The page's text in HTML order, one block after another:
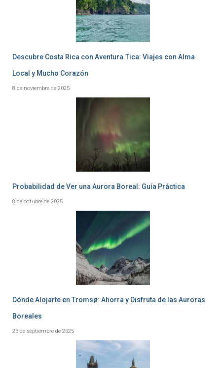
Descubre Costa Rica con Aventura.Tica: Viajes con Alma
Local y Mucho Corazón
8 de noviembre de 2025
Probabilidad de Ver una Aurora Boreal: Guía Práctica
8 de octubre de 2025
Dónde Alojarte en Tromsø: Ahorra y Disfruta de las Auroras
Boreales
23 de septiembre de 2025